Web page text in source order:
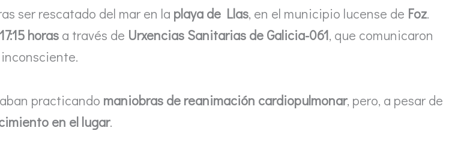
ser rescatado del mar en la playa de Llas, en el municipio lucense de Foz.
17:15 horas a través de Urxencias Sanitarias de Galicia-061, que comunicaron
practicando maniobras de reanimación cardiopulmonar, pero, a pesar de
en el lugar.